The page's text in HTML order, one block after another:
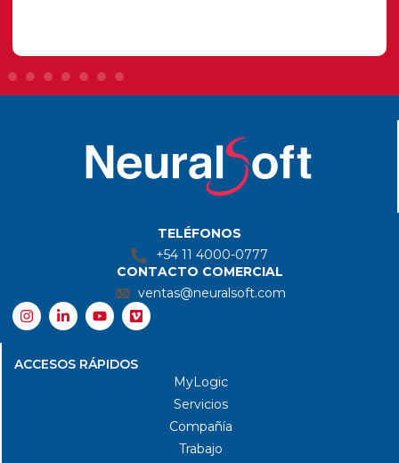
TELÉFONOS
+54 11 4000-0777
CONTACTO COMERCIAL
ventas@neuralsoft.com
I
n
a
L
i
e
Y
o
u
V
i
o
ACCESOS RÁPIDOS
MyLogic
Servicios
Compañía
Trabajo